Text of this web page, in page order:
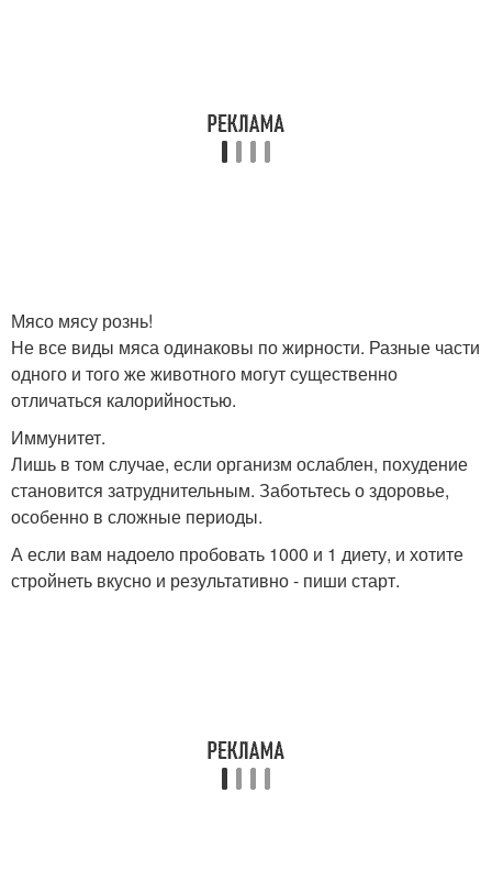
Мясо мясу рознь!
Не все виды мяса одинаковы по жирности. Разные части
одного и того же животного могут существенно
отличаться калорийностью.
Иммунитет.
Лишь в том случае, если организм ослаблен, похудение
становится затруднительным. Заботьтесь о здоровье,
особенно в сложные периоды.
А если вам надоело пробовать 1000 и 1 диету, и хотите
стройнеть вкусно и результативно - пиши старт.